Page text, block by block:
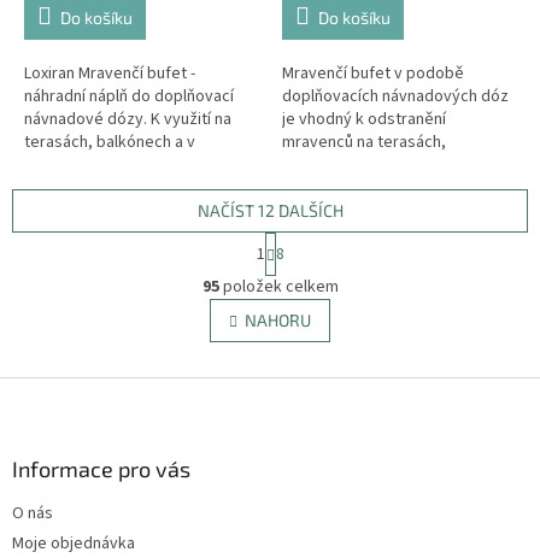
Do košíku
Loxiran Mravenčí bufet -
náhradní náplň do doplňovací
návnadové dózy. K využití na
terasách, balkónech a v
společenství a je šetrný k
Do košíku
Mravenčí bufet v podobě
doplňovacích návnadových dóz
je vhodný k odstranění
mravenců na terasách,
prostorech.
O
v
l
á
NAČÍST 12 DALŠÍCH
t
r
á
n
k
v
1 8
95položek celkem
NAHORU
Informace pro vás
O nás
Moje objednávka